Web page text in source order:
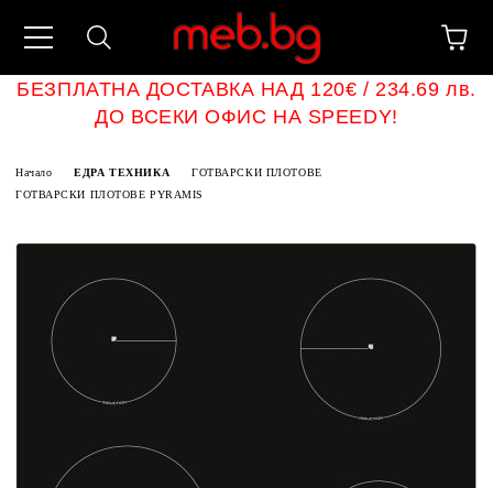
БЕЗПЛАТНА ДОСТАВКА НАД 120€ / 234.69 лв.
ДО ВСЕКИ ОФИС НА SPEEDY!
Начало ЕДРА ТЕХНИКА
ГОТВАРСКИ ПЛОТОВЕ
ГОТВАРСКИ ПЛОТОВЕ PYRAMIS